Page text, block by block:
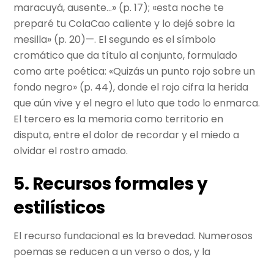
maracuyá, ausente…» (p. 17); «esta noche te
preparé tu ColaCao caliente y lo dejé sobre la
mesilla» (p. 20)—. El segundo es el símbolo
cromático que da título al conjunto, formulado
como arte poética: «Quizás un punto rojo sobre un
fondo negro» (p. 44), donde el rojo cifra la herida
que aún vive y el negro el luto que todo lo enmarca.
El tercero es la memoria como territorio en
disputa, entre el dolor de recordar y el miedo a
olvidar el rostro amado.
5. Recursos formales y
estilísticos
El recurso fundacional es la brevedad. Numerosos
poemas se reducen a un verso o dos, y la